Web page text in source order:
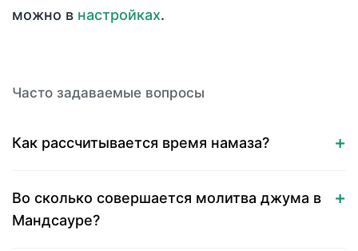
можно в настройках.
Часто задаваемые вопросы
Как рассчитывается время намаза?
Во сколько совершается молитва джума в
Мандсауре?